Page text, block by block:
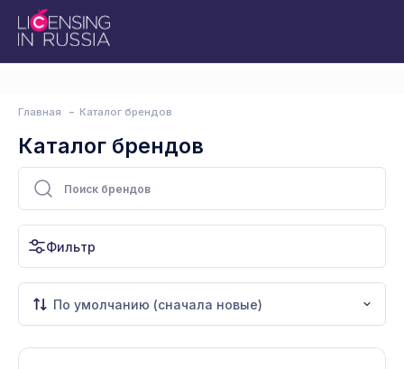
Главная Каталог брендов
Каталог брендов
Фильтр
По умолчанию (сначала новые)